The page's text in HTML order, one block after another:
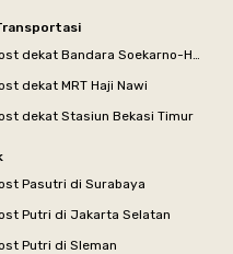
Kost dekat Bandara Soekarno-Hatta
dekat MRT Haji Nawi
dekat Stasiun Bekasi Timur
Pasutri di Surabaya
Putri di Jakarta Selatan
Putri di Sleman